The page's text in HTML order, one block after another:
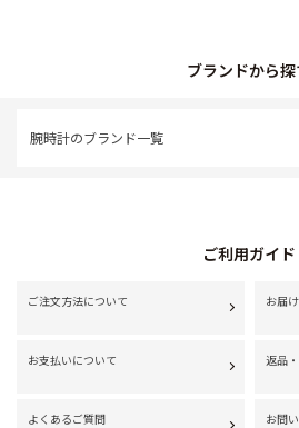
ブランドから探
腕時計のブランド一覧
ご利用ガイド
ご注文方法について お届
お支払いについて 返品
よくあるご質問 お問